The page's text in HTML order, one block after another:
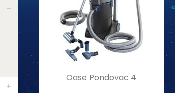


Aperçu rapide
Oase Pondovac 4